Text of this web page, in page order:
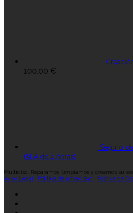
100,00 €
Seguro
(SLA de 4 horas)
Multidisc. Reparamos, limpiamos y creamos su
Aviso Legal· Política de privacidad · Política de